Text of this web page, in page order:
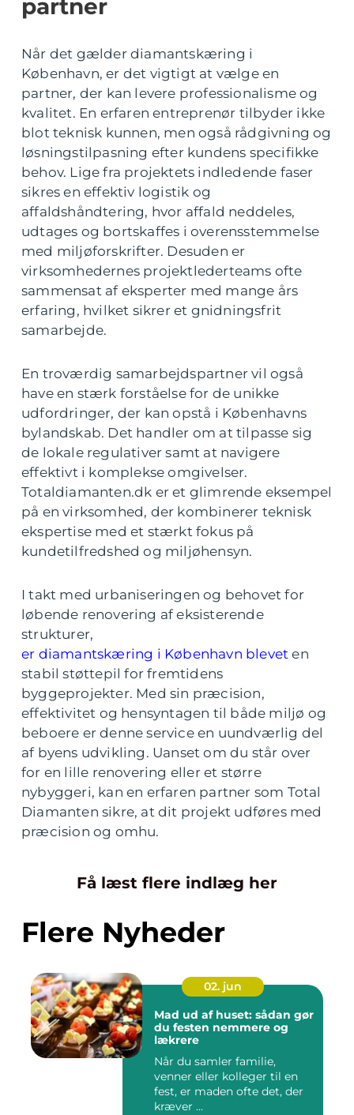
partner
Når det gælder diamantskæring i
København, er det vigtigt at vælge en
partner, der kan levere professionalisme og
kvalitet. En erfaren entreprenør tilbyder ikke
blot teknisk kunnen, men også rådgivning og
løsningstilpasning efter kundens specifikke
behov. Lige fra projektets indledende faser
sikres en effektiv logistik og
affaldshåndtering, hvor affald neddeles,
udtages og bortskaffes i overensstemmelse
med miljøforskrifter. Desuden er
virksomhedernes projektlederteams ofte
sammensat af eksperter med mange års
erfaring, hvilket sikrer et gnidningsfrit
samarbejde.
En troværdig samarbejdspartner vil også
have en stærk forståelse for de unikke
udfordringer, der kan opstå i Københavns
bylandskab. Det handler om at tilpasse sig
de lokale regulativer samt at navigere
effektivt i komplekse omgivelser.
Totaldiamanten.dk er et glimrende eksempel
på en virksomhed, der kombinerer teknisk
ekspertise med et stærkt fokus på
kundetilfredshed og miljøhensyn.
I takt med urbaniseringen og behovet for
løbende renovering af eksisterende
strukturer,
er diamantskæring i København blevet en
stabil støttepil for fremtidens
byggeprojekter. Med sin præcision,
effektivitet og hensyntagen til både miljø og
beboere er denne service en uundværlig del
af byens udvikling. Uanset om du står over
for en lille renovering eller et større
nybyggeri, kan en erfaren partner som Total
Diamanten sikre, at dit projekt udføres med
præcision og omhu.
Få læst flere indlæg her
Flere Nyheder
02. jun
Mad ud af huset: sådan gør
du festen nemmere og
lækrere
Når du samler familie,
venner eller kolleger til en
fest, er maden ofte det, der
kræver ...